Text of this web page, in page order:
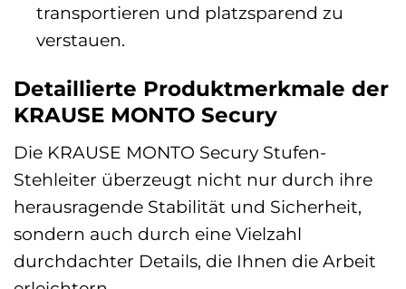
transportieren und platzsparend zu
verstauen.
Detaillierte Produktmerkmale der
KRAUSE MONTO Secury
Die KRAUSE MONTO Secury Stufen-
Stehleiter überzeugt nicht nur durch ihre
herausragende Stabilität und Sicherheit,
sondern auch durch eine Vielzahl
durchdachter Details, die Ihnen die Arbeit